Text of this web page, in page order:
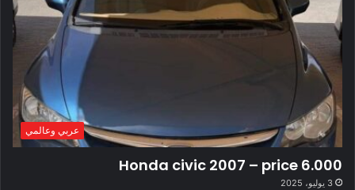
عربي وعالمي
Honda civic 2007 – price 6.000
3 يوليو، 2025